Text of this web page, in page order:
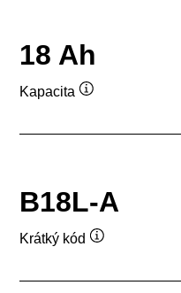
18 Ah
Kapacita
B18L-A
Krátký kód